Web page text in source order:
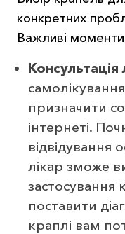
конкретних
Важливі
Консультація
призначити
інтернеті.
відвідування
лікар зможе
застосування
поставити
краплі вам